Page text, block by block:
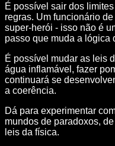
É possível sair dos
regras. Um funcionário
super-herói - isso não é
passo que muda a lógica
É possível mudar as leis
água inflamável, fazer
continuará se
a coerência.
Dá para experimentar
mundos de paradoxos,
leis da física.